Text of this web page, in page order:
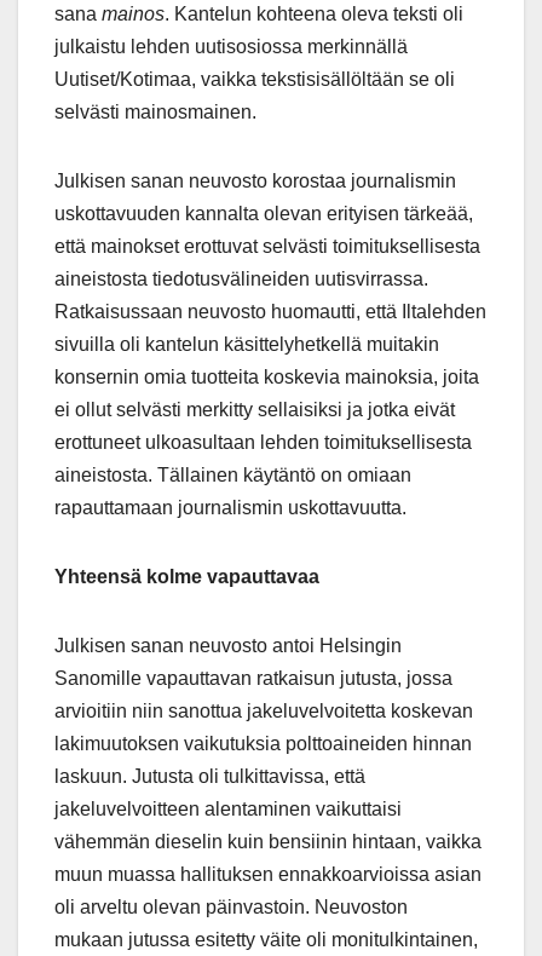
sana mainos. Kantelun kohteena oleva teksti oli
julkaistu lehden uutisosiossa merkinnällä
Uutiset/Kotimaa, vaikka tekstisisällöltään se oli
selvästi mainosmainen.
Julkisen sanan neuvosto korostaa journalismin
uskottavuuden kannalta olevan erityisen tärkeää,
että mainokset erottuvat selvästi toimituksellisesta
aineistosta tiedotusvälineiden uutisvirrassa.
Ratkaisussaan neuvosto huomautti, että Iltalehden
sivuilla oli kantelun käsittelyhetkellä muitakin
konsernin omia tuotteita koskevia mainoksia, joita
ei ollut selvästi merkitty sellaisiksi ja jotka eivät
erottuneet ulkoasultaan lehden toimituksellisesta
aineistosta. Tällainen käytäntö on omiaan
rapauttamaan journalismin uskottavuutta.
Yhteensä kolme vapauttavaa
Julkisen sanan neuvosto antoi Helsingin
Sanomille vapauttavan ratkaisun jutusta, jossa
arvioitiin niin sanottua jakeluvelvoitetta koskevan
lakimuutoksen vaikutuksia polttoaineiden hinnan
laskuun. Jutusta oli tulkittavissa, että
jakeluvelvoitteen alentaminen vaikuttaisi
vähemmän dieselin kuin bensiinin hintaan, vaikka
muun muassa hallituksen ennakkoarvioissa asian
oli arveltu olevan päinvastoin. Neuvoston
mukaan jutussa esitetty väite oli monitulkintainen,